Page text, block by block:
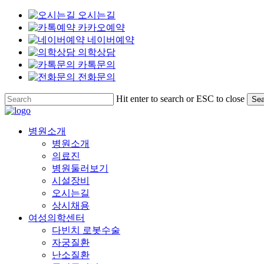
오시는길
카카오예약
네이버예약
의학상담
카톡문의
전화문의
Skip
to
main
content
Hit enter to search or ESC to close
Close
Menu
병원소개
병원소개
의료진
병원둘러보기
시설장비
오시는길
상시채용
여성의학센터
다빈치 로봇수술
자궁질환
난소질환